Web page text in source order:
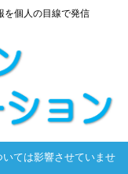
を個人の目線で発信
ては影響させていませ